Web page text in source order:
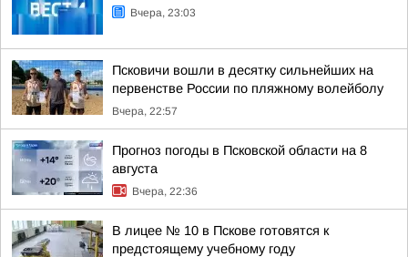
Вчера, 23:03
Псковичи вошли в десятку сильнейших на
первенстве России по пляжному волейболу
Вчера, 22:57
Прогноз погоды в Псковской области на 8
августа
Вчера, 22:36
В лицее № 10 в Пскове готовятся к
предстоящему учебному году